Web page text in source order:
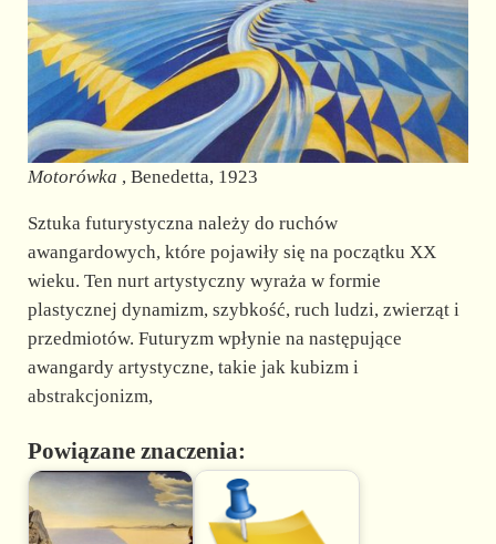
Motorówka , Benedetta, 1923
Sztuka futurystyczna należy do ruchów
awangardowych, które pojawiły się na początku XX
wieku. Ten nurt artystyczny wyraża w formie
plastycznej dynamizm, szybkość, ruch ludzi, zwierząt i
przedmiotów. Futuryzm wpłynie na następujące
awangardy artystyczne, takie jak kubizm i
abstrakcjonizm,
Powiązane znaczenia: